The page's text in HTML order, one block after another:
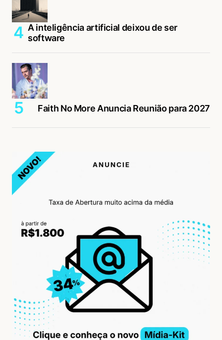
A inteligência artificial deixou de ser
software
Faith No More Anuncia Reunião para 2027